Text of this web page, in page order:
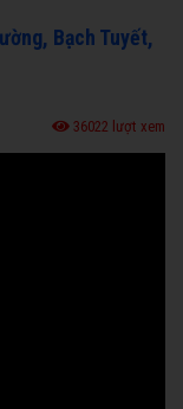
Bạch Tuyết,
36022 lượt xem